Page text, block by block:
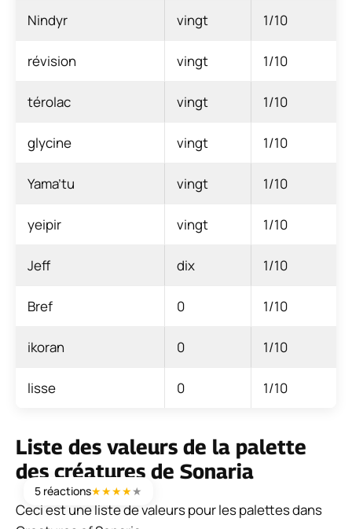
Nindyr vingt 1/10
révision vingt 1/10
térolac vingt 1/10
glycine vingt 1/10
Yama’tu vingt 1/10
yeipir vingt 1/10
Jeff dix 1/10
Bref 0 1/10
ikoran 0 1/10
lisse 0 1/10
Liste des valeurs de la palette
des créatures de Sonaria
Ceci est une liste de valeurs pour les palettes dans
5 réactions★★★★★